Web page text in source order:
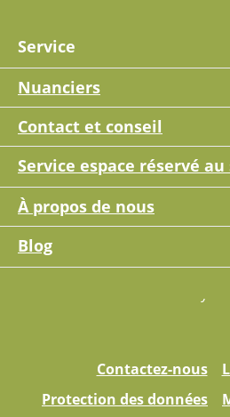
Service
Nuanciers
Contact et conseil
Service espace réservé au
À propos de nous
Blog
Contactez-nous
Protection des données